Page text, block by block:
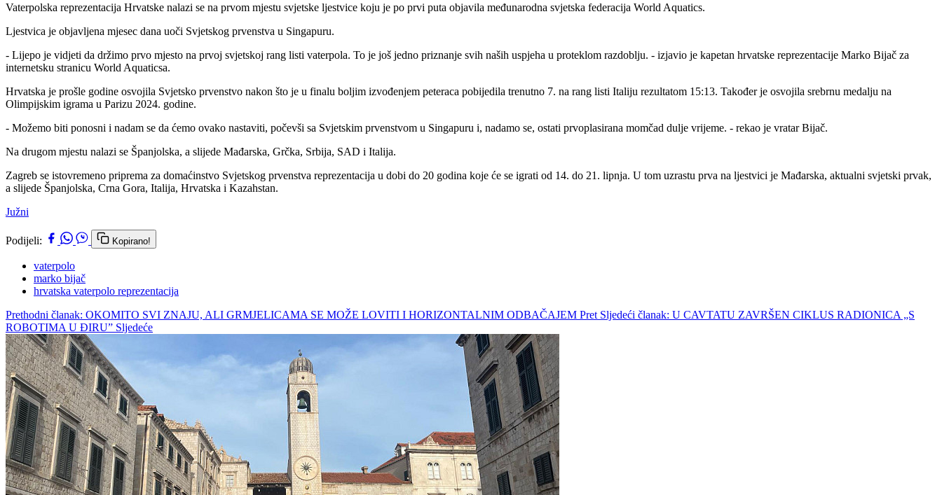
Vaterpolska reprezentacija Hrvatske nalazi se na prvom mjestu svjetske ljestvice koju je po prvi puta objavila međunarodna svjetska federacija World Aquatics.
Ljestvica je objavljena mjesec dana uoči Svjetskog prvenstva u Singapuru.
- Lijepo je vidjeti da držimo prvo mjesto na prvoj svjetskoj rang listi vaterpola. To je još jedno priznanje svih naših uspjeha u proteklom razdoblju. - izjavio je kapetan hrvatske reprezentacije Marko Bijač za
internetsku stranicu World Aquaticsa.
Hrvatska je prošle godine osvojila Svjetsko prvenstvo nakon što je u finalu boljim izvođenjem peteraca pobijedila trenutno 7. na rang listi Italiju rezultatom 15:13. Također je osvojila srebrnu medalju na
Olimpijskim igrama u Parizu 2024. godine.
- Možemo biti ponosni i nadam se da ćemo ovako nastaviti, počevši sa Svjetskim prvenstvom u Singapuru i, nadamo se, ostati prvoplasirana momčad dulje vrijeme. - rekao je vratar Bijač.
Na drugom mjestu nalazi se Španjolska, a slijede Mađarska, Grčka, Srbija, SAD i Italija.
Zagreb se istovremeno priprema za domaćinstvo Svjetskog prvenstva reprezentacija u dobi do 20 godina koje će se igrati od 14. do 21. lipnja. U tom uzrastu prva na ljestvici je Mađarska, aktualni svjetski prvak,
a slijede Španjolska, Crna Gora, Italija, Hrvatska i Kazahstan.
Južni
Podijeli: Kopirano!
vaterpolo
marko bijač
hrvatska vaterpolo reprezentacija
Prethodni članak: OKOMITO SVI ZNAJU, ALI GRMJELICAMA SE MOŽE LOVITI I HORIZONTALNIM ODBAČAJEM Pret Sljedeći članak: U CAVTATU ZAVRŠEN CIKLUS RADIONICA „S
ROBOTIMA U ĐIRU” Sljedeće